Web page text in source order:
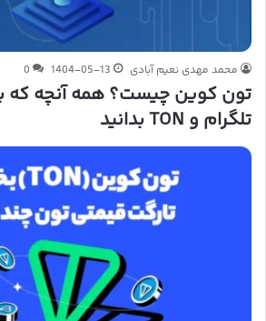
محمد مهدی نعیم آبادی 1404-05-13
0
تون کوین چیست؟ همه آنچه که
تلگرام و TON بدانید